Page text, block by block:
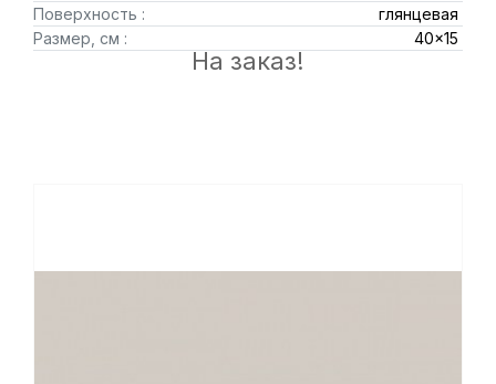
Поверхность :
глянцевая
Размер, см :
40x15
На заказ!